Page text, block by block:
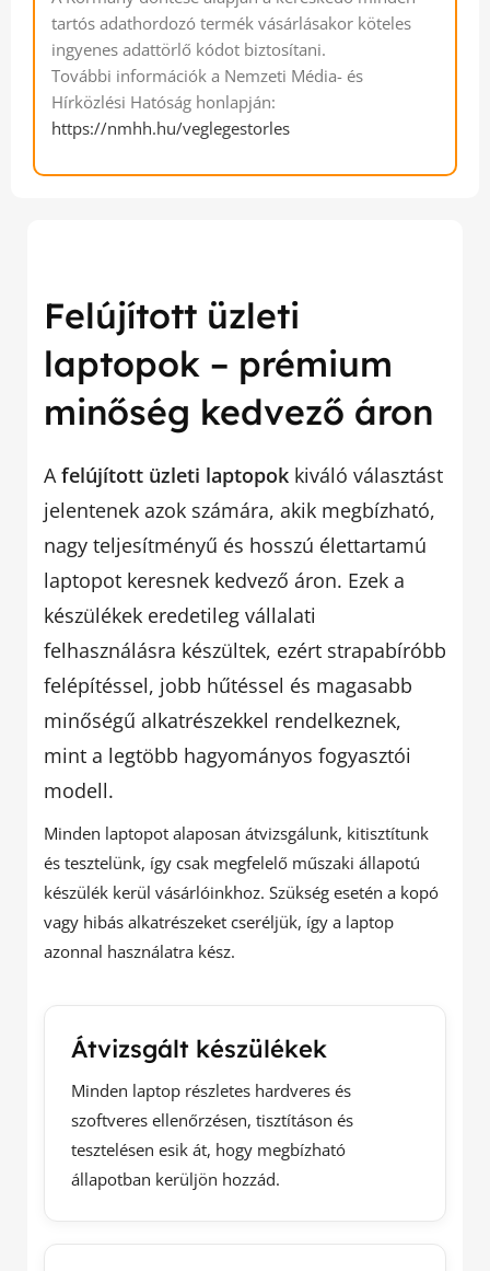
tartós adathordozó termék vásárlásakor köteles
ingyenes adattörlő kódot biztosítani.
További információk a Nemzeti Média- és
Hírközlési Hatóság honlapján:
https://nmhh.hu/veglegestorles
Felújított üzleti
laptopok – prémium
minőség kedvező áron
Afelújított üzleti laptopok kiváló választást
jelentenek azok számára, akik megbízható,
nagy teljesítményű és hosszú élettartamú
laptopot keresnek kedvező áron. Ezek a
készülékek eredetileg vállalati
felhasználásra készültek, ezért strapabíróbb
felépítéssel, jobb hűtéssel és magasabb
minőségű alkatrészekkel rendelkeznek,
mint a legtöbb hagyományos fogyasztói
modell.
Minden laptopot alaposan átvizsgálunk, kitisztítunk
és tesztelünk, így csak megfelelő műszaki állapotú
készülék kerül vásárlóinkhoz. Szükség esetén a kopó
vagy hibás alkatrészeket cseréljük, így a laptop
azonnal használatra kész.
Átvizsgált készülékek
Minden laptop részletes hardveres és
szoftveres ellenőrzésen, tisztításon és
tesztelésen esik át, hogy megbízható
állapotban kerüljön hozzád.